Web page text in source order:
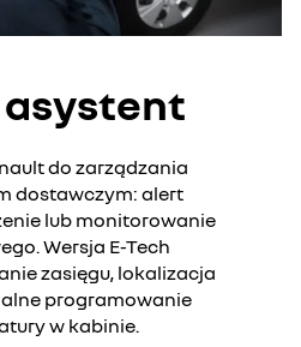
do zarządzania
dostawczym: alert
lub monitorowanie
Wersja E-Tech
zasięgu, lokalizacja
programowanie
w kabinie.